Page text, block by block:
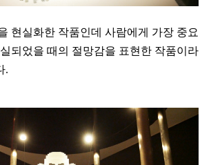
현실화한 작품인데 사람에게 가장 중요
되었을 때의 절망감을 표현한 작품이라
.